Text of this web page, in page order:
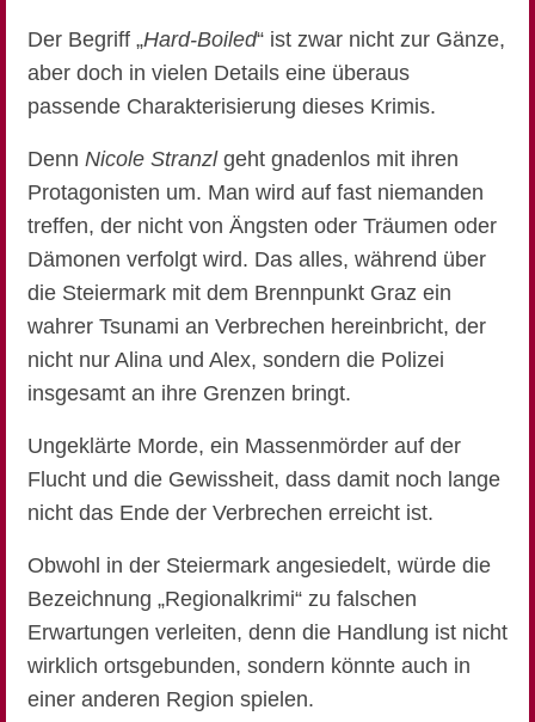
Der Begriff „Hard-Boiled“ ist zwar nicht zur Gänze,
aber doch in vielen Details eine überaus
passende Charakterisierung dieses Krimis.
Denn Nicole Stranzlgeht gnadenlos mit ihren
Protagonisten um. Man wird auf fast niemanden
treffen, der nicht von Ängsten oder Träumen oder
Dämonen verfolgt wird. Das alles, während über
die Steiermark mit dem Brennpunkt Graz ein
wahrer Tsunami an Verbrechen hereinbricht, der
nicht nur Alina und Alex, sondern die Polizei
insgesamt an ihre Grenzen bringt.
Ungeklärte Morde, ein Massenmörder auf der
Flucht und die Gewissheit, dass damit noch lange
nicht das Ende der Verbrechen erreicht ist.
Obwohl in der Steiermark angesiedelt, würde die
Bezeichnung „Regionalkrimi“ zu falschen
Erwartungen verleiten, denn die Handlung ist nicht
wirklich ortsgebunden, sondern könnte auch in
einer anderen Region spielen.